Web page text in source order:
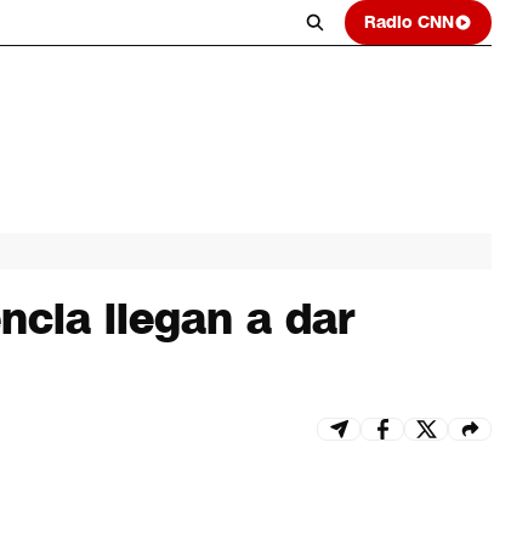
Radio CNN
llegan a dar